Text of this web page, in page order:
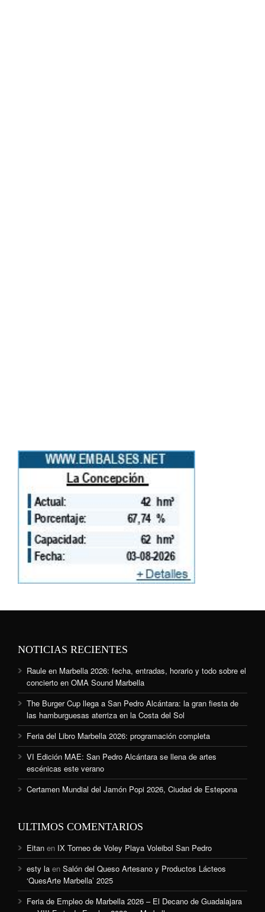
NOTICIAS RECIENTES
Raule en Marbella 2026: fecha, entradas, horario y todo sobre el
concierto en OMA Sound Marbella
The Burger Cup llega a San Pedro Alcántara: la gran fiesta de
las hamburguesas aterriza en la Costa del Sol
Feria del Libro Marbella 2026: programación completa
VI Edición MAE: San Pedro Alcántara se llena de artes
escénicas este verano
Certamen Mundial del Jamón Popi 2026, Ciudad de Estepona
ULTIMOS COMENTARIOS
Eitan en IX Torneo de Voley Playa Voleibol San Pedro
esty la en Salón del Queso Artesano y Productos Lácteos
‘QuesArte Marbella’ 2025
Feria de Empleo de Marbella 2026 – El Decano de Guadalajara